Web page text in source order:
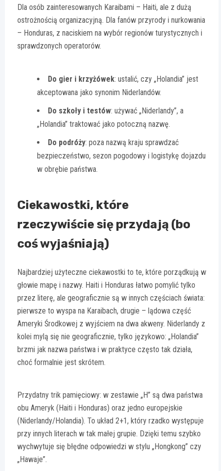
Dla osób zainteresowanych Karaibami – Haiti, ale z dużą
ostrożnością organizacyjną. Dla fanów przyrody i nurkowania
– Honduras, z naciskiem na wybór regionów turystycznych i
sprawdzonych operatorów.
Do gier i krzyżówek: ustalić, czy „Holandia” jest
akceptowana jako synonim Niderlandów.
Do szkoły i testów: używać „Niderlandy”, a
„Holandia” traktować jako potoczną nazwę.
Do podróży: poza nazwą kraju sprawdzać
bezpieczeństwo, sezon pogodowy i logistykę dojazdu
w obrębie państwa.
Ciekawostki, które
rzeczywiście się przydają (bo
coś wyjaśniają)
Najbardziej użyteczne ciekawostki to te, które porządkują w
głowie mapę i nazwy. Haiti i Honduras łatwo pomylić tylko
przez literę, ale geograficznie są w innych częściach świata:
pierwsze to wyspa na Karaibach, drugie – lądowa część
Ameryki Środkowej z wyjściem na dwa akweny. Niderlandy z
kolei mylą się nie geograficznie, tylko językowo: „Holandia”
brzmi jak nazwa państwa i w praktyce często tak działa,
choć formalnie jest skrótem.
Przydatny trik pamięciowy: w zestawie „H” są dwa państwa
obu Ameryk (Haiti i Honduras) oraz jedno europejskie
(Niderlandy/Holandia). To układ 2+1, który rzadko występuje
przy innych literach w tak małej grupie. Dzięki temu szybko
wychwytuje się błędne odpowiedzi w stylu „Hongkong” czy
„Hawaje”.